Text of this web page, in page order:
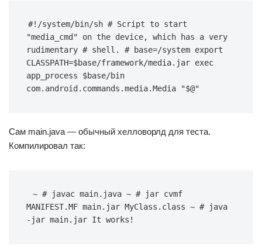
#!/system/bin/sh # Script to start
"media_cmd" on the device, which has a very
rudimentary # shell. # base=/system export
CLASSPATH=$base/framework/media.jar exec
app_process $base/bin
com.android.commands.media.Media "$@"
Сам main.java — обычный хелловорлд для теста.
Компилировал так:
~ # javac main.java ~ # jar cvmf
MANIFEST.MF main.jar MyClass.class ~ # java
-jar main.jar It works!